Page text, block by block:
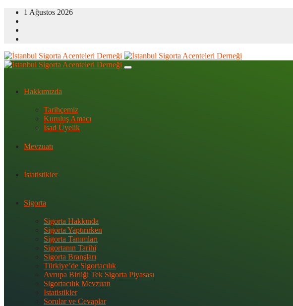
1 Ağustos 2026
Hakkımızda
Tarihçemiz
Kuruluş Amacı
İsad Üyelik
Mevzuatı
İstatistikler
Sigorta
Sigorta Hakkında
Sigorta Yaptırırken
Sigorta Tanımları
Sigortanın Tarihi
Sigorta Branşları
Türkiye’de Sigortacılık
Avrupa Birliği Tek Sigorta Piyasası
Sigortacılık Mevzuatı
İstatistikler
Sorular ve Cevaplar